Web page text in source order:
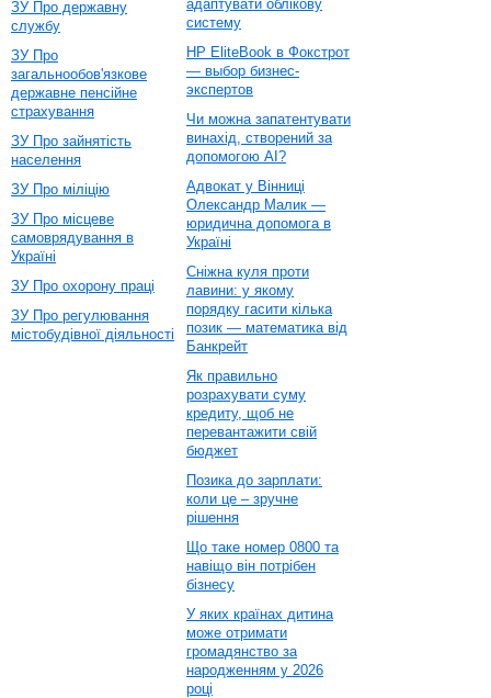
ЗУ Про державну
службу
ЗУ Про
загальнообов'язкове
державне пенсійне
страхування
ЗУ Про зайнятість
населення
ЗУ Про міліцію
ЗУ Про місцеве
самоврядування в
Україні
ЗУ Про охорону праці
ЗУ Про регулювання
містобудівної діяльності
адаптувати облікову
систему
HP EliteBook в Фокстрот
— выбор бизнес-
экспертов
Чи можна запатентувати
винахід, створений за
допомогою AI?
Адвокат у Вінниці
Олександр Малик —
юридична допомога в
Україні
Сніжна куля проти
лавини: у якому
порядку гасити кілька
позик — математика від
Банкрейт
Як правильно
розрахувати суму
кредиту, щоб не
перевантажити свій
бюджет
Позика до зарплати:
коли це – зручне
рішення
Що таке номер 0800 та
навіщо він потрібен
бізнесу
У яких країнах дитина
може отримати
громадянство за
народженням у 2026
році